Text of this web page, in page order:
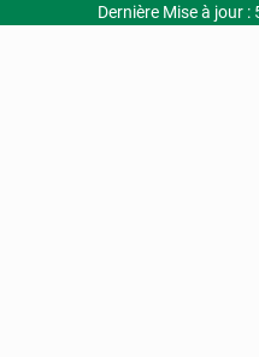
Dernière Mise à jour